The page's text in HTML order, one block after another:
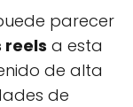
parecer
reels a esta
de alta
de